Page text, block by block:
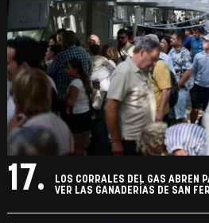
17.
LOS CORRALES DEL GAS ABREN
VER LAS GANADERÍAS DE SAN